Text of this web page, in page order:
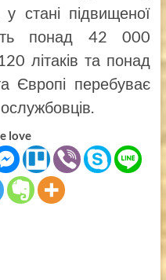
стані підвищеної
понад 42 000
літаків та понад
Європі перебуває
love